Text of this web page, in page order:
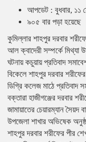
আপডেট : বুধবার, ১১
৯০৫ বার পড়া হয়েছে
কুমিল্লার শাহপুর দরবার
আল ক্বাদেরী সম্পর্কে মিথ্যা
ঘটনায় কচুয়ায় প্রতিবাদ
বিকেলে শাহপুর দরবার
ডিগ্রি কলেজ মাঠে প্রতিবাদ
বক্তারা হাজীগঞ্জের দরবার
জামায়াতের চেয়ারম্যান সৈয়দ
উপজেলা শাখার অভিষেক
শাহপুর দরবার শরীফের পীর